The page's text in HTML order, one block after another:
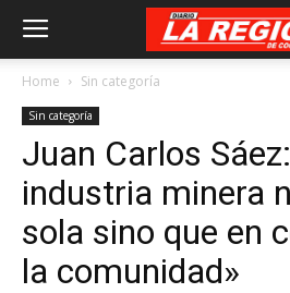
Home Sin categoría
Sin categoría
Juan Carlos
industria minera
sola sino que en
la comunidad»